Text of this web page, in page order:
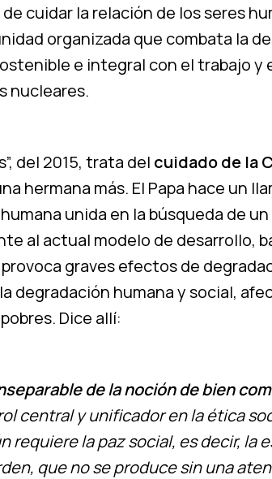
cuidar la relación de los seres
organizada que combata la
e integral con el trabajo y
nucleares.
del 2015, trata del cuidado de la
hermana más. El Papa hace un
unida en la búsqueda de
al actual modelo de desarrollo,
graves efectos de
degradación humana y social,
Dice allí:
de la noción de bien
central y unificador en la ética
requiere la paz social, es decir, la
que no se produce sin una